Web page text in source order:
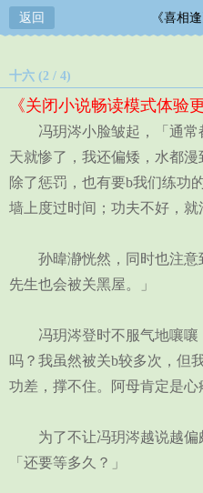
返回 《喜相
十六 (2 / 4)
《关闭小说畅读模式体验更
冯玥涔小脸皱起，「通常
天就惨了，我还偏矮，水都
除了惩罚，也有要b我们练功
墙上度过时间；功夫不好，就
孙暐瀞恍然，同时也注意
先生也会被关黑屋。」
冯玥涔登时不服气地嚷嚷
吗？我虽然被关b较多次，但
功差，撑不住。阿母肯定是心
为了不让冯玥涔越说越偏
「还要等多久？」